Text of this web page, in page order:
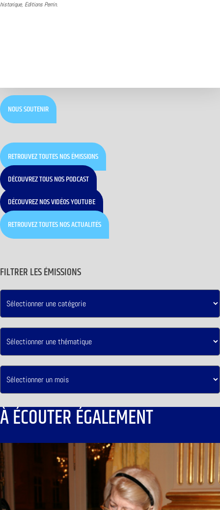
historique, Editions Perrin.
NOUS SOUTENIR
RETROUVEZ TOUTES NOS ÉMISSIONS
DÉCOUVREZ TOUS NOS PODCAST
DÉCOUVREZ NOS VIDÉOS YOUTUBE
RETROUVEZ TOUTES NOS ACTUALITÉS
FILTRER LES ÉMISSIONS
À ÉCOUTER ÉGALEMENT